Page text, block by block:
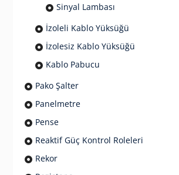
Sinyal Lambası
İzoleli Kablo Yüksüğü
İzolesiz Kablo Yüksüğü
Kablo Pabucu
Pako Şalter
Panelmetre
Pense
Reaktif Güç Kontrol Roleleri
Rekor